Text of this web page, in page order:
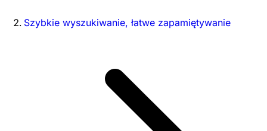
Szybkie wyszukiwanie, łatwe zapamiętywanie